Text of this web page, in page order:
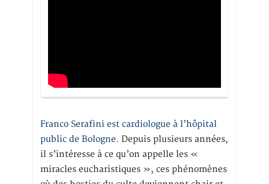
Franco Serafini est cardiologue à l’hôpital
public de Bologne. Depuis plusieurs années,
il s’intéresse à ce qu’on appelle les «
miracles eucharistiques », ces phénomènes